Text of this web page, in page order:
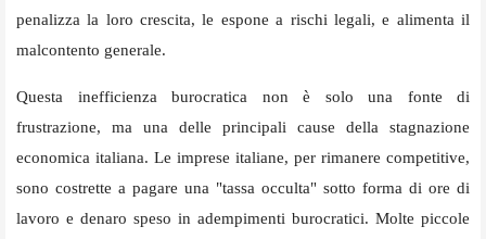
penalizza la loro crescita, le espone a rischi legali, e alimenta il
malcontento generale.
Questa inefficienza burocratica non è solo una fonte di
frustrazione, ma una delle principali cause della stagnazione
economica italiana. Le imprese italiane, per rimanere competitive,
sono costrette a pagare una "tassa occulta" sotto forma di ore di
lavoro e denaro speso in adempimenti burocratici. Molte piccole